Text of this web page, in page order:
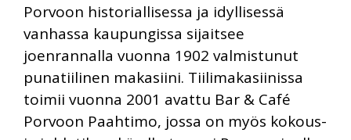
Porvoon historiallisessa ja idyllisessä
vanhassa kaupungissa sijaitsee
joenrannalla vuonna 1902 valmistunut
punatiilinen makasiini. Tiilimakasiinissa
toimii vuonna 2001 avattu Bar & Café
Porvoon Paahtimo, jossa on myös kokous-